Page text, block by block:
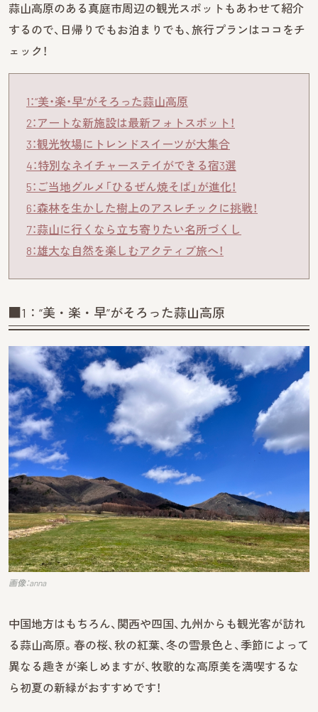
蒜山高原のある真庭市周辺の観光スポットもあわせて紹介
するので、日帰りでもお泊まりでも、旅行プランはココをチ
ェック！
1：“美・楽・早”がそろった蒜山高原
2：アートな新施設は最新フォトスポット！
3：観光牧場にトレンドスイーツが大集合
4：特別なネイチャーステイができる宿3選
5：ご当地グルメ「ひるぜん焼そば」が進化！
6：森林を生かした樹上のアスレチックに挑戦！
7：蒜山に行くなら立ち寄りたい名所づくし
8：雄大な自然を楽しむアクティブ旅へ！
■1：“美・楽・早”がそろった蒜山高原
画像：anna
中国地方はもちろん、関西や四国、九州からも観光客が訪れ
る蒜山高原。春の桜、秋の紅葉、冬の雪景色と、季節によって
異なる趣きが楽しめますが、牧歌的な高原美を満喫するな
ら初夏の新緑がおすすめです！